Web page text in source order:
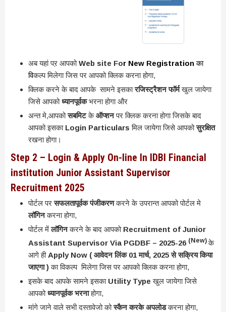
अब यहां पऱ आपकोWeb site For New Registrationका
विकल्प मिलेगा जिस पर आपको क्लिक करना होगा,
क्लिक करने के बाद आपके सामने इसकारजिस्ट्रैशन फॉर्मखुल जायेगा
जिसे आपकोध्यानपूर्वकभरना होगा और
अन्त मे,आपकोसबमिटकेऑप्शनपर क्लिक करना होगा जिसके बाद
आपको इसका Login Particularsमिल जायेगा जिसे आपकोसुरक्षित
रखना होगा।
Step 2 – Login & Apply On-line In IDBI Financial
institution Junior Assistant Supervisor
Recruitment 2025
पोर्टल परसफलतापूर्वक पंजीकरणकरने के उपरान्त आपको पोर्टल मे
लॉगिनकरना होगा,
पोर्टल मेंलॉगिनकरने के बाद आपको Recruitment of Junior
Assistant Supervisor Via PGDBF – 2025-26 (New)के
आगे हीApply Now ( आवेदन लिंक 01 मार्च, 2025 से सक्रिय किया
जाएगा )का विकल्प मिलेगा जिस पर आपको क्लिक करना होगा,
इसके बाद आपके सामने इसका Utility Typeखुल जायेगा जिसे
आपकोध्यानपूर्वक भरनाहोगा,
मांगे जाने वाले सभी दस्तावेजो कोस्कैन करके अपलोडकरना होगा,